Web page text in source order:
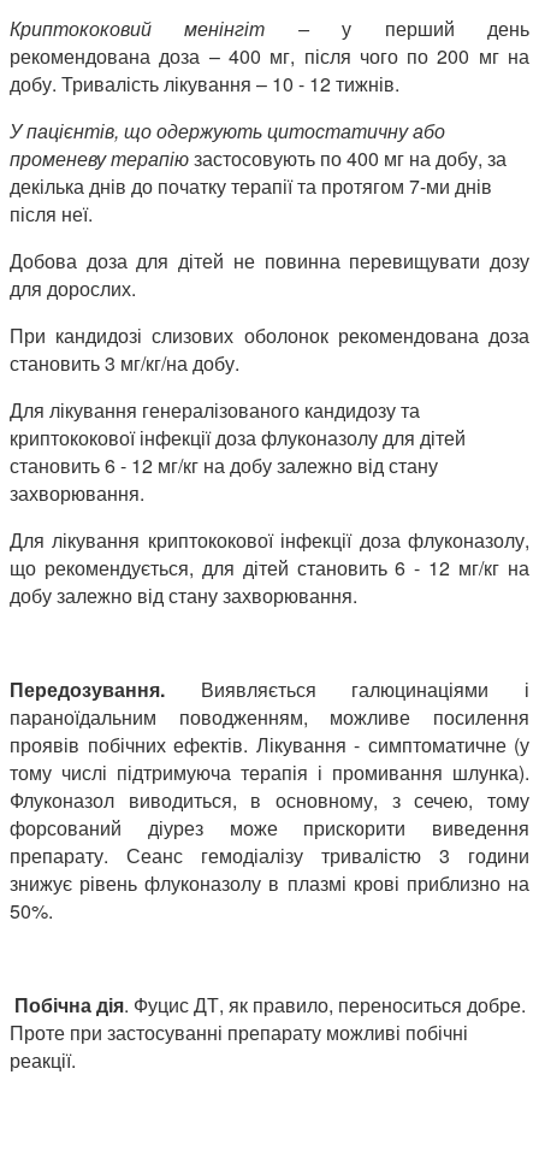
Криптококовий менінгіт –у перший день
рекомендована доза – 400 мг, після чого по 200 мг на
добу. Тривалість лікування – 10 - 12 тижнів.
У пацієнтів, що одержують цитостатичну або
променеву терапіюзастосовують по 400 мг на добу, за
декілька днів до початку терапії та протягом 7-ми днів
після неї.
Добова доза для дітей не повинна перевищувати дозу
для дорослих.
При кандидозі слизових оболонок рекомендована доза
становить 3 мг/кг/на добу.
Для лікування генералізованого кандидозу та
криптококової інфекції доза флуконазолу для дітей
становить 6 - 12 мг/кг на добу залежно від стану
захворювання.
Для лікування криптококової інфекції доза флуконазолу,
що рекомендується, для дітей становить 6 - 12 мг/кг на
добу залежно від стану захворювання.
Передозування. Виявляється галюцинаціями і
параноїдальним поводженням, можливе посилення
проявів побічних ефектів. Лікування - симптоматичне (у
тому числі підтримуюча терапія і промивання шлунка).
Флуконазол виводиться, в основному, з сечею, тому
форсований діурез може прискорити виведення
препарату. Сеанс гемодіалізу тривалістю 3 години
знижує рівень флуконазолу в плазмі крові приблизно на
50%.
Побічна дія. Фуцис ДТ, як правило, переноситься добре.
Проте при застосуванні препарату можливі побічні
реакції.